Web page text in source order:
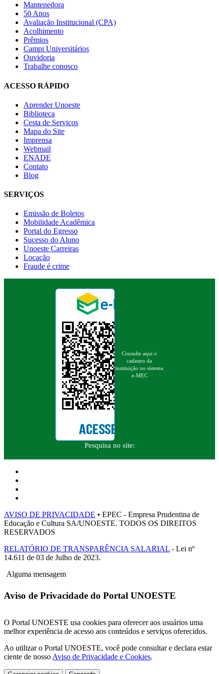
Mantenedora
50 Anos
Avaliação Institucional (CPA)
Acolhimento
Prêmios
Campi Universitários
Ouvidoria
Trabalhe conosco
ACESSO RÁPIDO
Aprender Unoeste
Biblioteca
Cesta de Serviços
Mapa do Site
Imprensa
Webmail
ENADE
Contato
Blog
SERVIÇOS
Emissão de Boletos
Mobilidade Acadêmica
Portal do Egresso
Sucesso do Aluno
Unoeste Carreiras
Locação
Fraude é crime
Consulte aqui o
cadastro da
instituição no sistema
e-MEC
Pesquisa no site:
AVISO DE PRIVACIDADE • EPEC - Empresa Prudentina de
Educação e Cultura SA/UNOESTE. TODOS OS DIREITOS
RESERVADOS
RELATÓRIO DE TRANSPARÊNCIA SALARIAL - Lei nº
14.611 de 03 de Julho de 2023.
Alguma mensagem
Aviso de Privacidade do Portal UNOESTE
O Portal UNOESTE usa cookies para oferecer aos usuários uma
melhor experiência de acesso aos conteúdos e serviços oferecidos.
Ao utilizar o Portal UNOESTE, você pode consultar e declara estar
ciente de nosso Aviso de Privacidade e Cookies.